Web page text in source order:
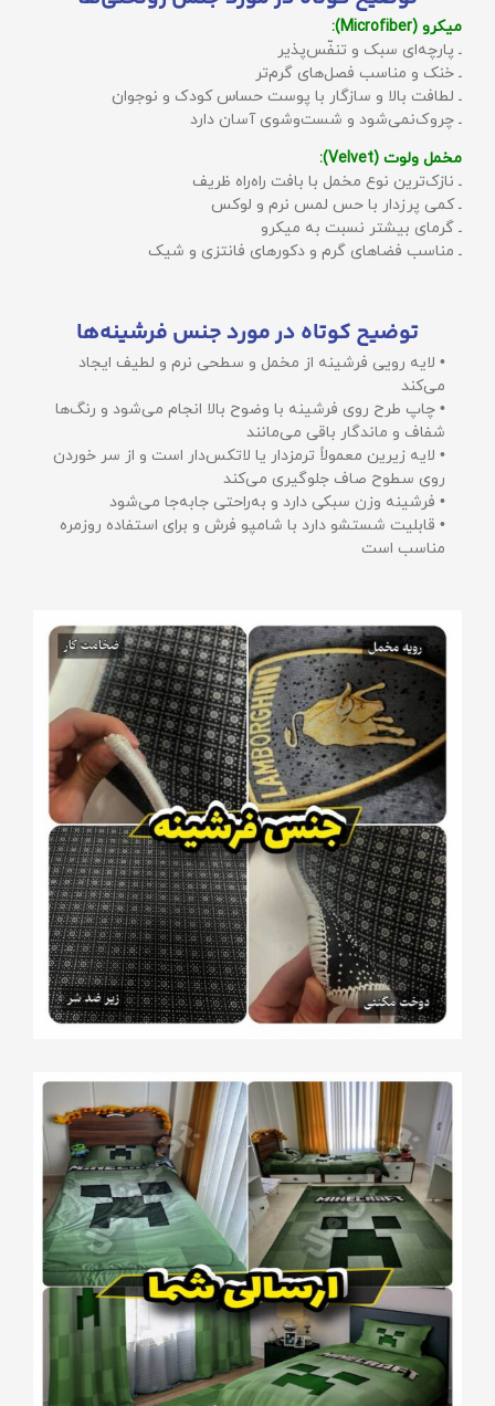
میکرو (Microfiber):
ـ پارچه‌ای سبک و تنفّس‌پذیر
ـ خنک و مناسب فصل‌های گرم‌تر
ـ لطافت بالا و سازگار با پوست حساس کودک و نوجوان
ـ چروک‌نمی‌شود و شست‌وشوی آسان دارد
مخمل ولوت (Velvet):
ـ نازک‌ترین نوع مخمل با بافت راه‌راه ظریف
ـ کمی پرزدار با حس لمس نرم و لوکس
ـ گرمای بیشتر نسبت به میکرو
ـ مناسب فضاهای گرم و دکورهای فانتزی و شیک
توضیح کوتاه در مورد جنس فرشینه‌ها
• لایه رویی فرشینه از مخمل و سطحی نرم و لطیف ایجاد
می‌کند
• چاپ طرح روی فرشینه با وضوح بالا انجام می‌شود و رنگ‌ها
شفاف و ماندگار باقی می‌مانند
• لایه زیرین معمولاً ترمزدار یا لاتکس‌دار است و از سر خوردن
روی سطوح صاف جلوگیری می‌کند
• فرشینه وزن سبکی دارد و به‌راحتی جابه‌جا می‌شود
• قابلیت شستشو دارد با شامپو فرش و برای استفاده روزمره
مناسب است